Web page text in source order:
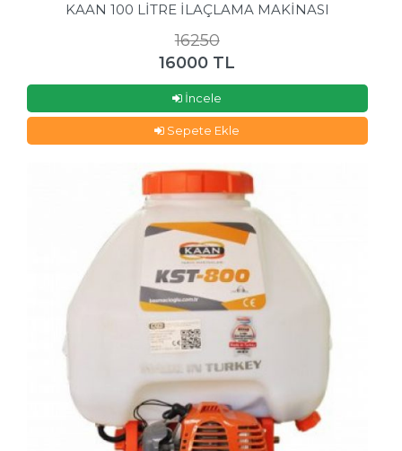
KAAN 100 LİTRE İLAÇLAMA MAKİNASI
16250
16000 TL
İncele
Sepete Ekle